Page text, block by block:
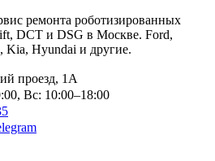
ремонта роботизированных
DCT и DSG в Москве. Ford,
Kia, Hyundai и другие.
проезд, 1А
Вс: 10:00–18:00